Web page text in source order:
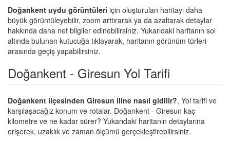
Doğankent uydu görüntüleri için oluşturulan haritayı daha
büyük görüntüleyebilir, zoom arttırarak ya da azaltarak detaylar
hakkında daha net bilgiler edinebilirsiniz. Yukarıdaki haritanın sol
altında bulunan kutucuğa tıklayarak, haritanın görünüm türleri
arasında geçiş yapabilirsiniz.
Doğankent - Giresun Yol Tarifi
Doğankent ilçesinden Giresun iline nasıl gidilir?, Yol tarifi ve
karşılaşacağız konum ve rotalar. Doğankent - Giresun kaç
kilometre ve ne kadar sürer? Yukarıdaki haritanın detaylarına
erişerek, uzaklık ve zaman ölçümü gerçekleştirebilirsiniz.